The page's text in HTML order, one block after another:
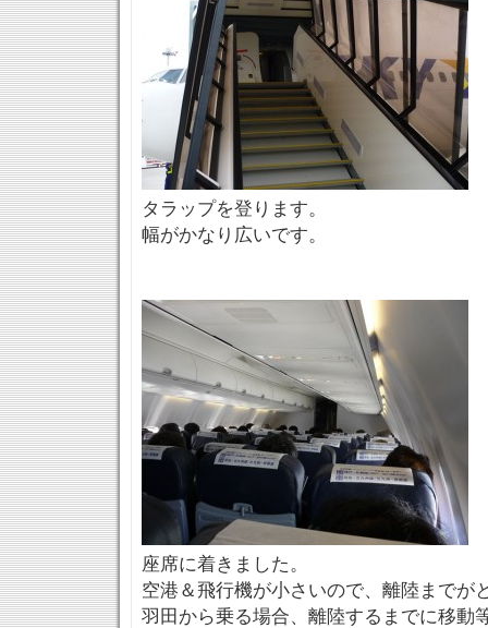
タラップを登ります。
幅がかなり広いです。
座席に着きました。
空港＆飛行機が小さいので、離陸までが
羽田から乗る場合、離陸するまでに移動